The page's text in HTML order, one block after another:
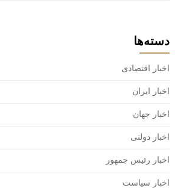
دسته‌ها
اخبار اقتصادی
اخبار ایران
اخبار جهان
اخبار دولتی
اخبار رئیس جمهور
اخبار سیاست